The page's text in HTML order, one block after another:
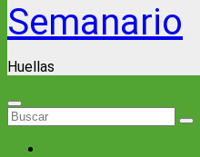
Semanario
Huellas